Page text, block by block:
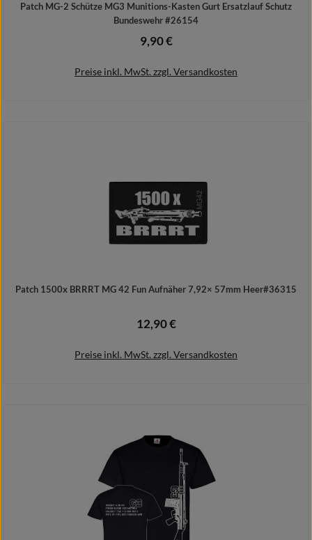
Patch MG-2 Schütze MG3 Munitions-Kasten Gurt Ersatzlauf Schutz
Bundeswehr #26154
Regulärer Preis:
9,90 €
Preise inkl. MwSt. zzgl. Versandkosten
Patch 1500x BRRRT MG 42 Fun Aufnäher 7,92× 57mm Heer#36315
Regulärer Preis:
12,90 €
Preise inkl. MwSt. zzgl. Versandkosten